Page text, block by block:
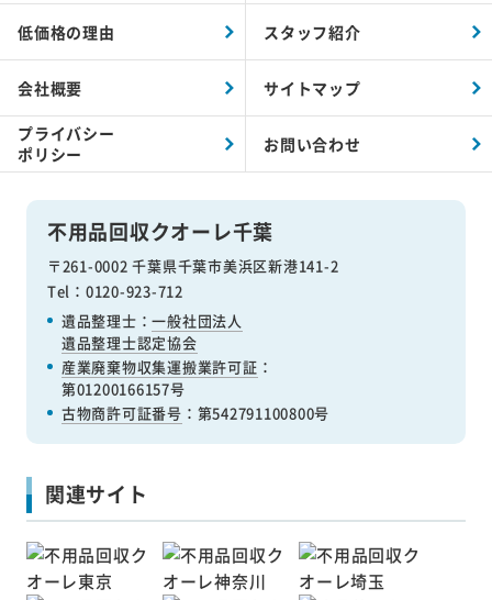
不用品回収クオーレ千葉
〒261-0002 千葉県千葉市美浜区新港141-2
Tel：0120-923-712
遺品整理士：一般社団法人
遺品整理士認定協会
産業廃棄物収集運搬業許可証 ：
第01200166157号
古物商許可証番号 ：第542791100800号
低価格の理由 スタッフ紹介
会社概要 サイトマップ
プライバシー
ポリシー
お問い合わせ
関連サイト